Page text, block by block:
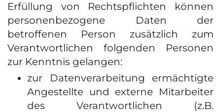
Erfüllung von Rechtspflichten können
personenbezogene Daten der
betroffenen Person zusätzlich zum
Verantwortlichen folgenden Personen
zur Kenntnis gelangen:
zur Datenverarbeitung ermächtigte
Angestellte und externe Mitarbeiter
des Verantwortlichen (z.B.